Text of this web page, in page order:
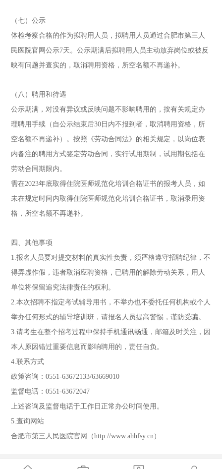
（七）公示
体检考察合格的作为拟聘用人员，拟聘用人员通过合肥市第三人
民医院官网公示7天。公示期满后拟聘用人员主动放弃岗位或被反
映有问题并查实的，取消聘用资格，所空名额不再递补。
（八）聘用和待遇
公示期满，对没有异议或反映问题不影响聘用的，按有关规定办
理聘用手续（自公示结束后30日内不报到者，取消聘用资格，所
空名额不再递补）。按照《劳动合同法》的相关规定，以岗位表
内备注的聘用方式签定劳动合同，实行试用期制，试用期包括在
劳动合同期限内。
需在2023年底取得住院医师规范化培训合格证书的报考人员，如
未在规定时间内取得住院医师规范化培训合格证书，取消录用资
格，所空名额不再递补。
四、其他事项
1.报名人员要对提交材料的真实性负责，须严格遵守招聘纪律，不
得弄虚作假，违者取消应聘资格，已聘用的解除劳动关系，用人
单位将保留追究法律责任的权利。
2.本次招聘不指定考试辅导用书，不举办也不委托任何机构或个人
举办任何形式的辅导培训班，请报名人员提高警惕，谨防受骗。
3.请考生在整个招考过程中保持手机通讯畅通，邮箱及时关注，因
本人原因错过重要信息而影响聘用的，责任自负。
4.联系方式
政策咨询：0551-63672133/63669010
监督电话：0551-63672047
上述咨询及监督电话于工作日正常办公时间使用。
5.查询网站
合肥市第三人民医院官网（http://www.ahhfsy.cn）